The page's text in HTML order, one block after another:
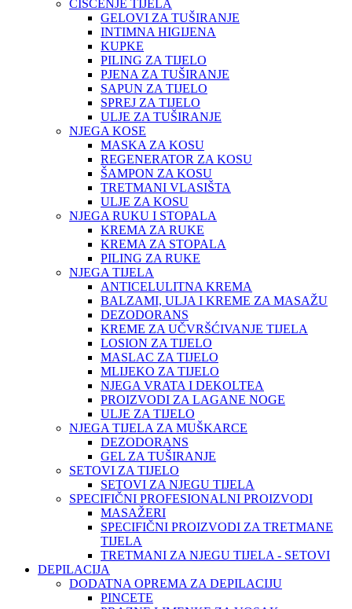
ČIŠĆENJE TIJELA
GELOVI ZA TUŠIRANJE
INTIMNA HIGIJENA
KUPKE
PILING ZA TIJELO
PJENA ZA TUŠIRANJE
SAPUN ZA TIJELO
SPREJ ZA TIJELO
ULJE ZA TUŠIRANJE
NJEGA KOSE
MASKA ZA KOSU
REGENERATOR ZA KOSU
ŠAMPON ZA KOSU
TRETMANI VLASIŠTA
ULJE ZA KOSU
NJEGA RUKU I STOPALA
KREMA ZA RUKE
KREMA ZA STOPALA
PILING ZA RUKE
NJEGA TIJELA
ANTICELULITNA KREMA
BALZAMI, ULJA I KREME ZA MASAŽU
DEZODORANS
KREME ZA UČVRŠĆIVANJE TIJELA
LOSION ZA TIJELO
MASLAC ZA TIJELO
MLIJEKO ZA TIJELO
NJEGA VRATA I DEKOLTEA
PROIZVODI ZA LAGANE NOGE
ULJE ZA TIJELO
NJEGA TIJELA ZA MUŠKARCE
DEZODORANS
GEL ZA TUŠIRANJE
SETOVI ZA TIJELO
SETOVI ZA NJEGU TIJELA
SPECIFIČNI PROFESIONALNI PROIZVODI
MASAŽERI
SPECIFIČNI PROIZVODI ZA TRETMANE
TIJELA
TRETMANI ZA NJEGU TIJELA - SETOVI
DEPILACIJA
DODATNA OPREMA ZA DEPILACIJU
PINCETE